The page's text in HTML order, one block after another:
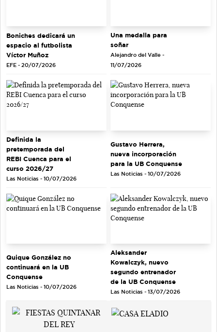
Boniches dedicará un
espacio al futbolista
Víctor Muñoz
EFE - 20/07/2026
Una medalla para
soñar
Alejandro del Valle -
11/07/2026
Definida la
pretemporada del
REBI Cuenca para el
curso 2026/27
Las Noticias - 10/07/2026
Gustavo Herrera,
nueva incorporación
para la UB Conquense
Las Noticias - 10/07/2026
Quique González no
continuará en la UB
Conquense
Las Noticias - 10/07/2026
Aleksander
Kowalczyk, nuevo
segundo entrenador
de la UB Conquense
Las Noticias - 13/07/2026